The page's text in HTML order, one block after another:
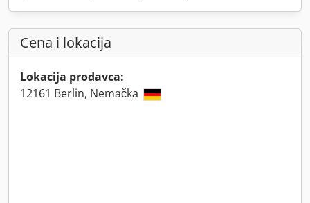
Cena i lokacija
Lokacija prodavca:
12161 Berlin, Nemačka